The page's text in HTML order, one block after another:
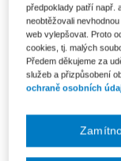
Mobi)
Soubory nabízíme k
Vaši libovolné čtečky,
soubory patří ke
na trhu (např.
Calibre). Mobi
podporovaným
předpoklady patří např.
neobtěžovali
web vylepšovat. Proto
cookies, tj. malých
Předem děkujeme za
služeb a přizpůsobení
ochraně osobních